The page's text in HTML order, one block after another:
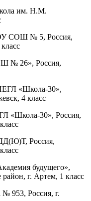
им. Н.М.
СОШ № 5, Россия,
№ 26», Россия,
«Школа-30»,
4 класс
«Школа-30», Россия,
Россия,
будущего»,
г. Артем, 1 класс
953, Россия, г.